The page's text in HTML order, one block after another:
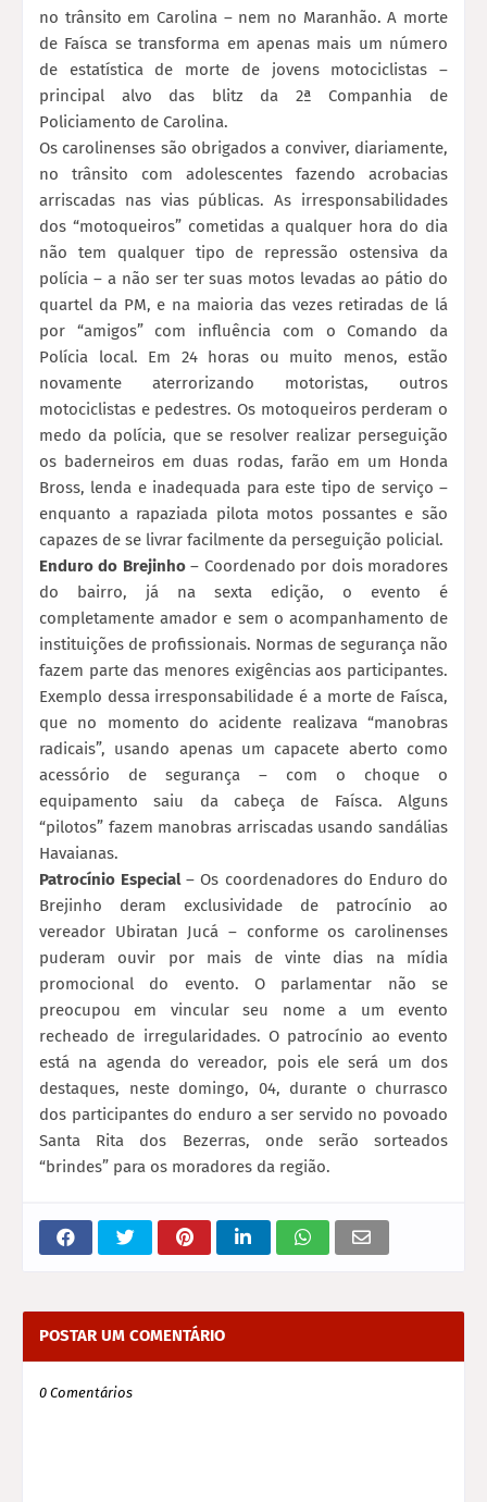
no trânsito em Carolina – nem no Maranhão. A morte
de Faísca se transforma em apenas mais um número
de estatística de morte de jovens motociclistas –
principal alvo das blitz da 2ª Companhia de
Policiamento de Carolina.
Os carolinenses são obrigados a conviver, diariamente,
no trânsito com adolescentes fazendo acrobacias
arriscadas nas vias públicas. As irresponsabilidades
dos “motoqueiros” cometidas a qualquer hora do dia
não tem qualquer tipo de repressão ostensiva da
polícia – a não ser ter suas motos levadas ao pátio do
quartel da PM, e na maioria das vezes retiradas de lá
por “amigos” com influência com o Comando da
Polícia local. Em 24 horas ou muito menos, estão
novamente aterrorizando motoristas, outros
motociclistas e pedestres. Os motoqueiros perderam o
medo da polícia, que se resolver realizar perseguição
os baderneiros em duas rodas, farão em um Honda
Bross, lenda e inadequada para este tipo de serviço –
enquanto a rapaziada pilota motos possantes e são
capazes de se livrar facilmente da perseguição policial.
Enduro do Brejinho– Coordenado por dois moradores
do bairro, já na sexta edição, o evento é
completamente amador e sem o acompanhamento de
instituições de profissionais. Normas de segurança não
fazem parte das menores exigências aos participantes.
Exemplo dessa irresponsabilidade é a morte de Faísca,
que no momento do acidente realizava “manobras
radicais”, usando apenas um capacete aberto como
acessório de segurança – com o choque o
equipamento saiu da cabeça de Faísca. Alguns
“pilotos” fazem manobras arriscadas usando sandálias
Havaianas.
Patrocínio Especial– Os coordenadores do Enduro do
Brejinho deram exclusividade de patrocínio ao
vereador Ubiratan Jucá – conforme os carolinenses
puderam ouvir por mais de vinte dias na mídia
promocional do evento. O parlamentar não se
preocupou em vincular seu nome a um evento
recheado de irregularidades. O patrocínio ao evento
está na agenda do vereador, pois ele será um dos
destaques, neste domingo, 04, durante o churrasco
dos participantes do enduro a ser servido no povoado
Santa Rita dos Bezerras, onde serão sorteados
“brindes” para os moradores da região.
POSTAR UM COMENTÁRIO
0 Comentários